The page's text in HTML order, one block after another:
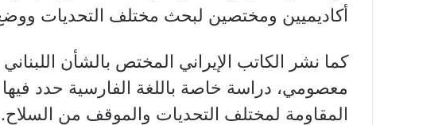
أكاديميين ومختصين لبحث مختلف التحديات
كما نشر الكاتب الإيراني المختص بالشأن
معصومي، دراسة خاصة باللغة الفارسية حدد فيها
المقاومة لمختلف التحديات والموقف من السلاح.